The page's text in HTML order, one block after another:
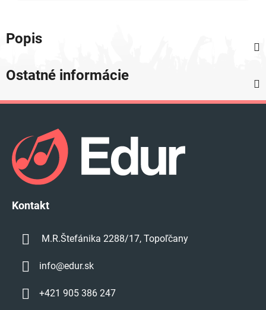
Popis
Ostatné informácie
Kontakt
M.R.Štefánika 2288/17, Topoľčany
info@edur.sk
+421 905 386 247